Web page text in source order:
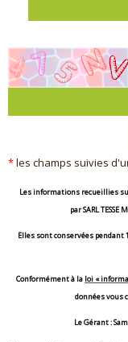
*les champs suivies
Les informations recueillies
parSARL TESSE
Elles sont conservées pendant
Conformément à la loi «
données vous
Le Gérant :